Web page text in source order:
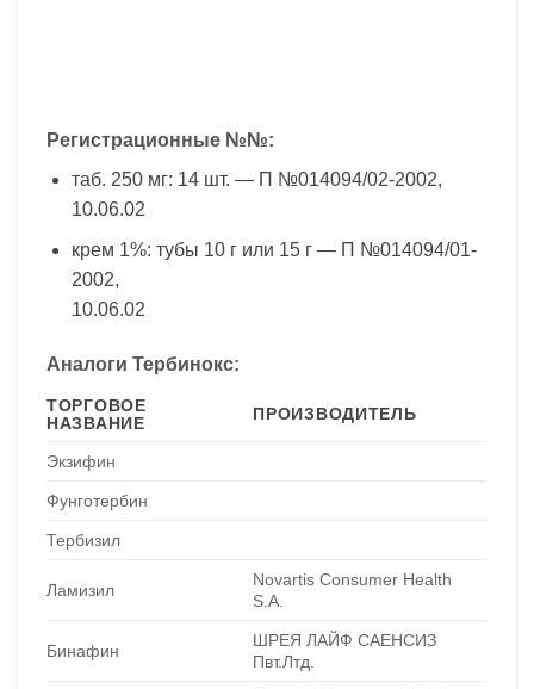
Регистрационные №№:
таб. 250 мг: 14 шт. — П №014094/02-2002,
10.06.02
крем 1%: тубы 10 г или 15 г — П №014094/01-
2002,
10.06.02
Аналоги Тербинокс:
ТОРГОВОЕ
НАЗВАНИЕ
ПРОИЗВОДИТЕЛЬ
Экзифин
Фунготербин
Тербизил
Ламизил
Novartis Consumer Health
S.A.
Бинафин
ШРЕЯ ЛАЙФ САЕНСИЗ
Пвт.Лтд.